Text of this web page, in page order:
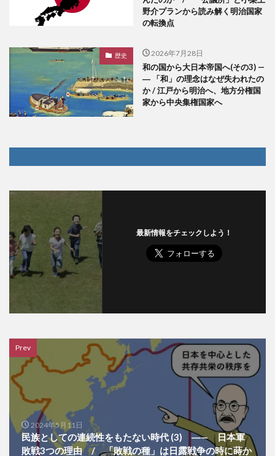
野介プランから読み解く明治国家
の転換点
歴史 2026年7月28日
和の国から大日本帝国へ(その3) —
― 「和」の理念はなぜ失われたの
か / 江戸から明治へ、地方分権国
家から中央集権国家へ
最新情報をチェックしよう！
Prev
2024年5月11日
民族としての連続性をもたない時代 (3) ―— 日本軍
敗戦3つの理由 / 「敗戦の種」は日露戦争の時に蒔か